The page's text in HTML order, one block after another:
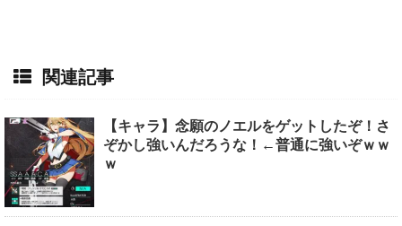
関連記事
【キャラ】念願のノエルをゲットしたぞ！さ
ぞかし強いんだろうな！←普通に強いぞｗｗ
ｗ